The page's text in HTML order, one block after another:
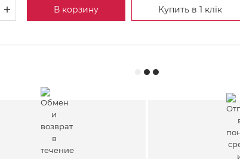
В корзину Купить в 1 клік